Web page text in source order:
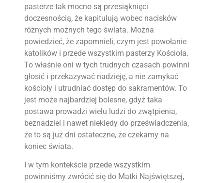
pasterze tak mocno są przesiąknięci
doczesnością, że kapitulują wobec nacisków
różnych możnych tego świata. Można
powiedzieć, że zapomnieli, czym jest powołanie
katolików i przede wszystkim pasterzy Kościoła.
To właśnie oni w tych trudnych czasach powinni
głosić i przekazywać nadzieję, a nie zamykać
kościoły i utrudniać dostęp do sakramentów. To
jest może najbardziej bolesne, gdyż taka
postawa prowadzi wielu ludzi do zwątpienia,
beznadziei i nawet niekiedy do przeświadczenia,
że to są już dni ostateczne, że czekamy na
koniec świata.
I w tym kontekście przede wszystkim
powinniśmy zwrócić się do Matki Najświętszej,